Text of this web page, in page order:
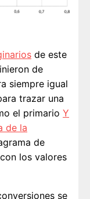
de este
de
siempre igual
trazar una
el primario Y
de la
de
los valores
se